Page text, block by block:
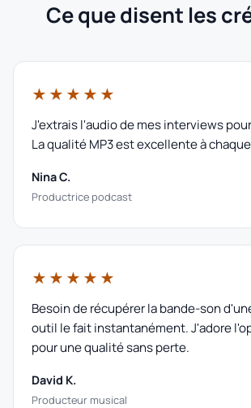
Ce que disent les
★★★★★
J'extrais l'audio de mes interviews
La qualité MP3 est excellente à
Nina C.
Productrice podcast
★★★★★
Besoin de récupérer la bande-son
outil le fait instantanément. J'adore
pour une qualité sans perte.
David K.
Producteur musical